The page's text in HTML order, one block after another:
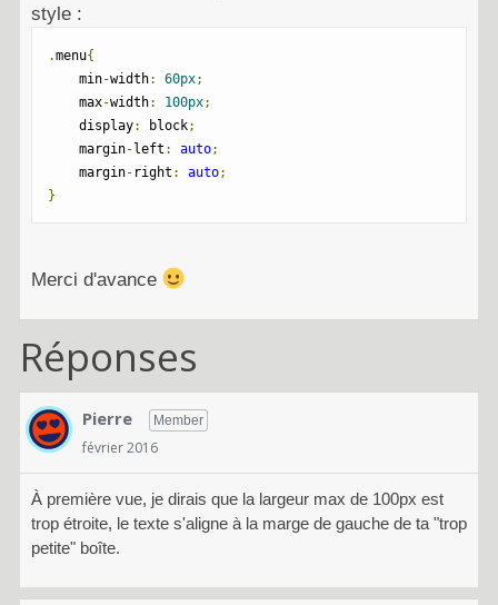
style :
.menu{
    min
-width: 60px;
    max
-width: 100px;
    display
: block;
    margin
-left : auto;
    margin
- right : auto;
}
Merci d'avance
Réponses
Pierre Member
février 2016
À première vue, je dirais que la largeur max de 100px est
trop étroite, le texte s'aligne à la marge de gauche de ta "trop
petite" boîte.